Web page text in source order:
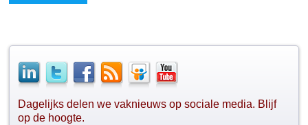
Dagelijks delen we vaknieuws op sociale media. Blijf
op de hoogte.